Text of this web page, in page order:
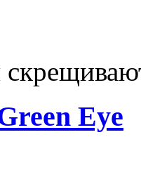
Eye